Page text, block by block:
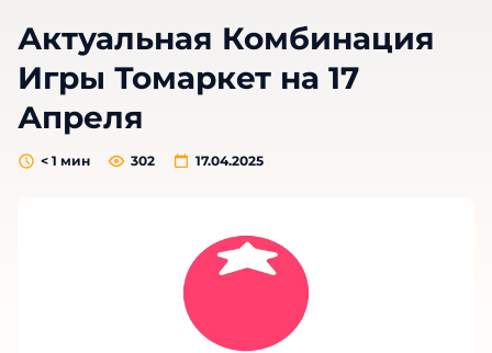
Актуальная Комбинация
Игры Томаркет на 17
Апреля
17.04.2025
< 1 мин 302